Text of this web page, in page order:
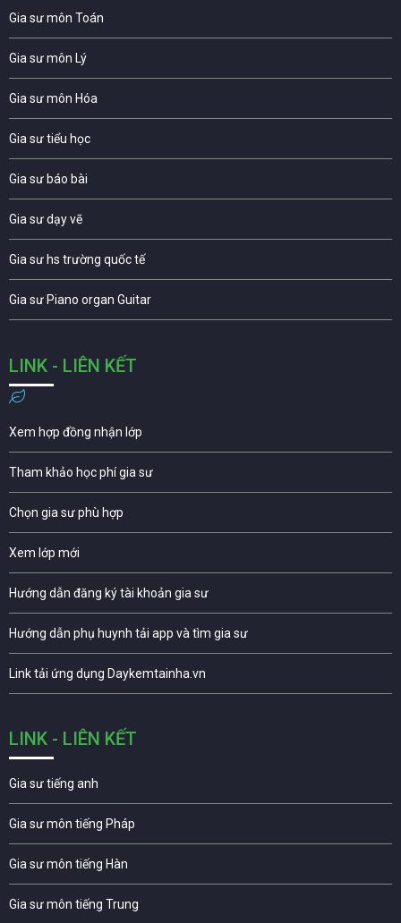
Gia sư môn Toán
Gia sư môn Lý
Gia sư môn Hóa
Gia sư tiểu học
Gia sư báo bài
Gia sư dạy vẽ
Gia sư hs trường quốc tế
Gia sư Piano organ Guitar
LINK - LIÊN KẾT
Xem hợp đồng nhận lớp
Tham khảo học phí gia sư
Chọn gia sư phù hợp
Xem lớp mới
Hướng dẫn đăng ký tài khoản gia sư
Hướng dẫn phụ huynh tải app và tìm gia sư
Link tải ứng dụng Daykemtainha.vn
LINK - LIÊN KẾT
Gia sư tiếng anh
Gia sư môn tiếng Pháp
Gia sư môn tiếng Hàn
Gia sư môn tiếng Trung